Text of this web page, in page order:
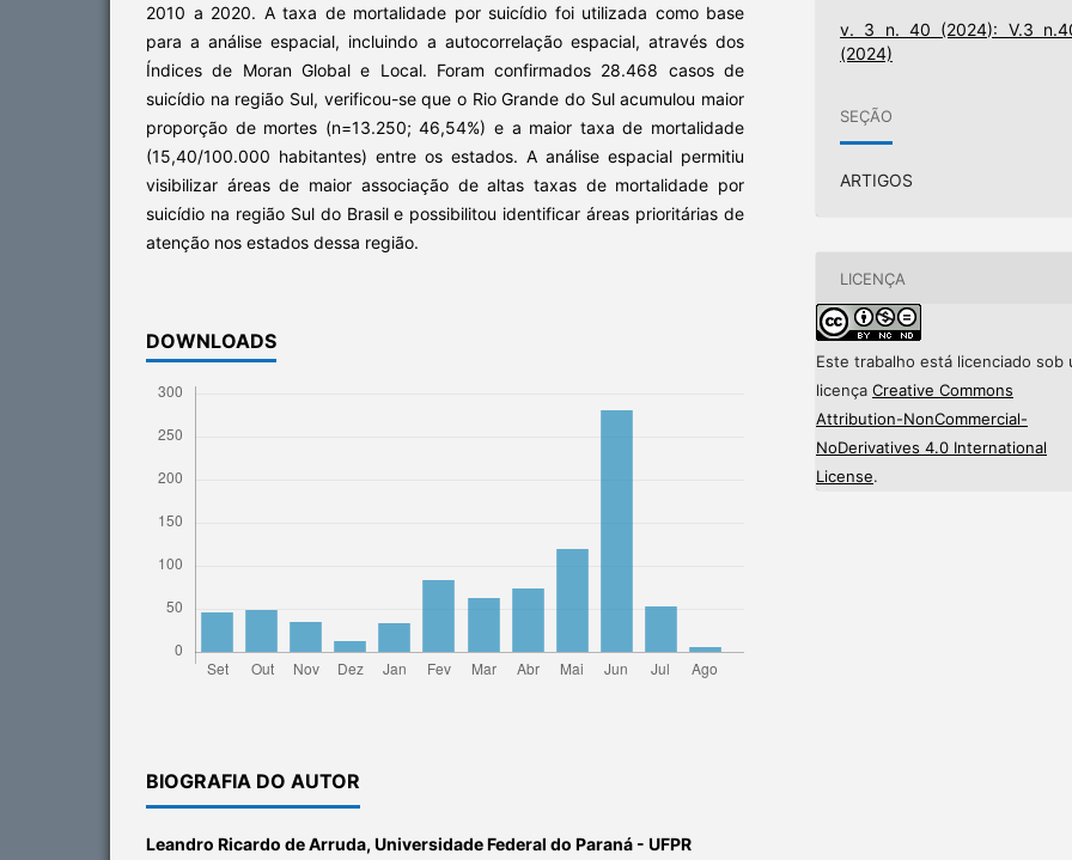
2010 a 2020. A taxa de mortalidade por suicídio foi utilizada como base
para a análise espacial, incluindo a autocorrelação espacial, através dos
Índices de Moran Global e Local. Foram confirmados 28.468 casos de
suicídio na região Sul, verificou-se que o Rio Grande do Sul acumulou maior
proporção de mortes (n=13.250; 46,54%) e a maior taxa de mortalidade
(15,40/100.000 habitantes) entre os estados. A análise espacial permitiu
visibilizar áreas de maior associação de altas taxas de mortalidade por
suicídio na região Sul do Brasil e possibilitou identificar áreas prioritárias de
atenção nos estados dessa região.
DOWNLOADS
BIOGRAFIA DO AUTOR
Leandro Ricardo de Arruda, Universidade Federal do Paraná - UFPR
v. 3 n. 40 (2024): V.3
(2024)
SEÇÃO
ARTIGOS
LICENÇA
Este trabalho está licenciado sob
licença Creative Commons
Attribution-NonCommercial-
NoDerivatives 4.0 International
License.